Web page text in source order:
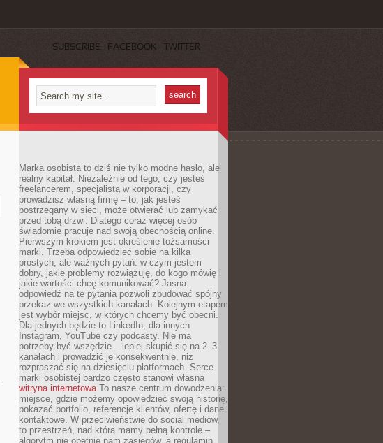
SUBSCRIBE FACEBOOK TWITTER
Marka osobista to dziś nie tylko modne hasło, ale
realny kapitał. Niezależnie od tego, czy jesteś
freelancerem, specjalistą w korporacji, czy
prowadzisz własną firmę – to, jak jesteś
postrzegany w sieci, może otwierać lub zamykać
przed tobą drzwi. Dlatego coraz więcej osób
świadomie pracuje nad swoją obecnością online.
Pierwszym krokiem jest określenie tożsamości
marki. Trzeba odpowiedzieć sobie na kilka
prostych, ale ważnych pytań: w czym jestem
dobry, jakie problemy rozwiązuję, do kogo mówię i
jakie wartości chcę komunikować? Jasna
odpowiedź na te pytania pozwoli zbudować spójny
przekaz we wszystkich kanałach. Kolejnym etapem
jest wybór miejsc, w których chcemy być obecni.
Dla jednych będzie to LinkedIn, dla innych
Instagram, YouTube czy podcasty. Nie ma
potrzeby być wszędzie – lepiej skupić się na 2–3
kanałach i prowadzić je konsekwentnie, niż
rozpraszać się na dziesięciu platformach. Serce
marki osobistej bardzo często stanowi własna
witryna internetowaTo nasze centrum dowodzenia:
miejsce, gdzie możemy opowiedzieć swoją historię,
pokazać portfolio, referencje klientów, ofertę i dane
kontaktowe. W przeciwieństwie do social mediów,
to przestrzeń, nad którą mamy pełną kontrolę –
algorytm nie obetnie nam zasięgów, a regulamin